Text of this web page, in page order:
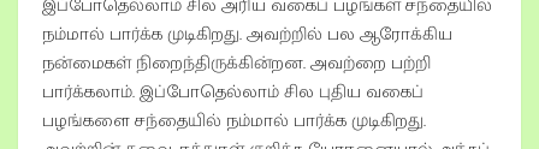
நம்மால் பார்க்க முடிகிறது. அவற்றில் பல ஆரோக்கிய
நன்மைகள் நிறைந்திருக்கின்றன. அவற்றை பற்றி
பார்க்கலாம். இப்போதெல்லாம் சில புதிய வகைப்
பழங்களை சந்தையில் நம்மால் பார்க்க முடிகிறது.